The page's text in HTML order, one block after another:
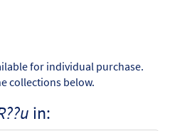
for individual purchase.
collections below.
in: